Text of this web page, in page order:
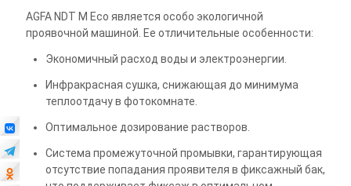
AGFA NDT M Eсо является особо экологичной
проявочной машиной. Ее отличительные особенности:
Экономичный расход воды и электроэнергии.
Инфракрасная сушка, снижающая до минимума
теплоотдачу в фотокомнате.
Оптимальное дозирование растворов.
Система промежуточной промывки, гарантирующая
отсутствие попадания проявителя в фиксажный бак,